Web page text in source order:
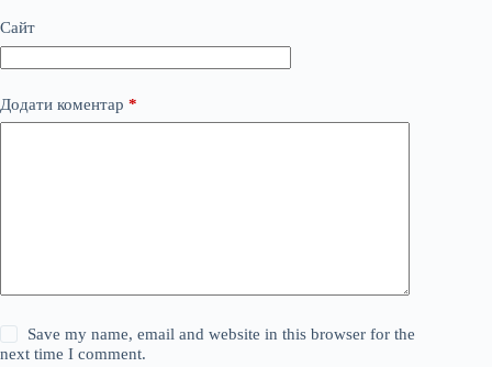
Сайт
Додати коментар *
Save my name, email and website in this browser for the
next time I comment.